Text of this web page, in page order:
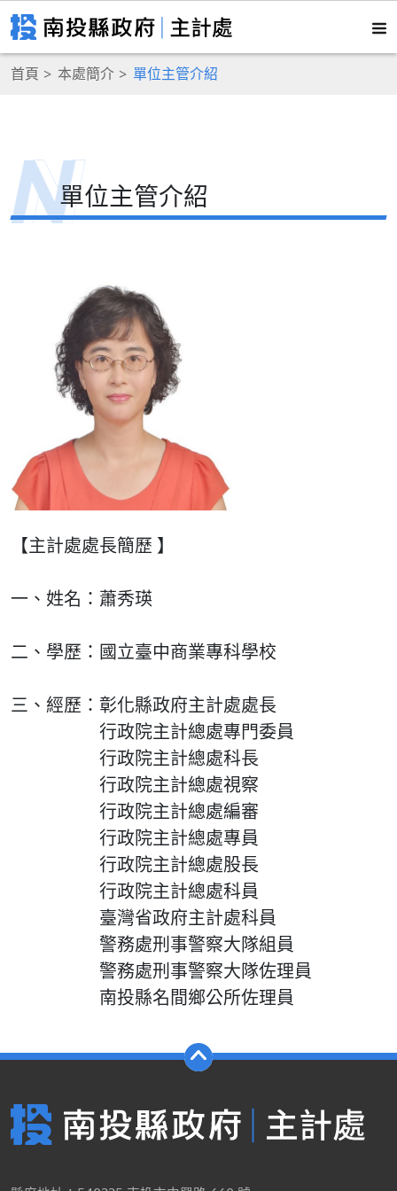
首頁 本處簡介 單位主管介紹
單位主管介紹
【主計處處長簡歷 】
一、姓名：蕭秀瑛
二、學歷：國立臺中商業專科學校
三、經歷：彰化縣政府主計處處長
行政院主計總處專門委員
行政院主計總處科長
行政院主計總處視察
行政院主計總處編審
行政院主計總處專員
行政院主計總處股長
行政院主計總處科員
臺灣省政府主計處科員
警務處刑事警察大隊組員
警務處刑事警察大隊佐理員
南投縣名間鄉公所佐理員